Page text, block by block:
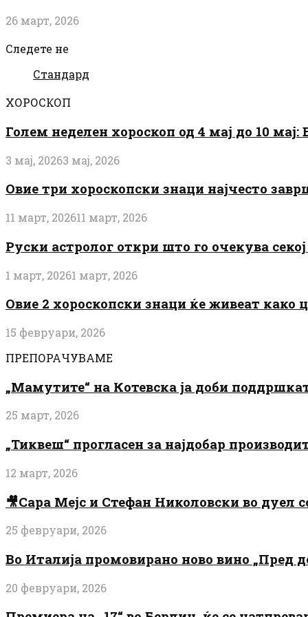
26 март, 2026
Следете не
Стандард
ХОРОСКОП
Голем неделен хороскоп од 4 мај до 10
3 мај, 20263 мај, 2026
Овие три хороскопски знаци најчесто
11 март, 202611 март, 2026
Руски астролог откри што го очекува
1 март, 20261 март, 2026
Овие 2 хороскопски знаци ќе живеат како
15 февруари, 2026
ПРЕПОРАЧУВАМЕ
„Мамутите“ на Котевска ја доби
25 март, 2026
„Тиквеш“ прогласен за најдобар
12 март, 2026
🎥Сара Мејс и Стефан Николовски во дуел
25 февруари, 2026
Во Италија промовирано ново вино
20 февруари, 2026